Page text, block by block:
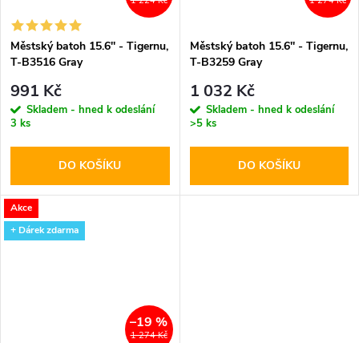
Městský batoh 15.6'' - Tigernu,
T-B3516 Gray
991 Kč
Skladem - hned k odeslání
3 ks
DO KOŠÍKU
Městský batoh 15.6'' - Tigernu,
T-B3259 Gray
1 032 Kč
Skladem - hned k odeslání
>5 ks
DO KOŠÍKU
Akce
+ Dárek zdarma
1 274 Kč
–19 %